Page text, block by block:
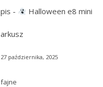
pis - Halloween e8 mini
arkusz
27 października, 2025
fajne